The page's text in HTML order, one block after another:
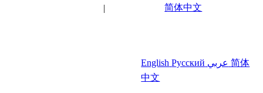
简体中文
English Русский عربي 简体
中文
|